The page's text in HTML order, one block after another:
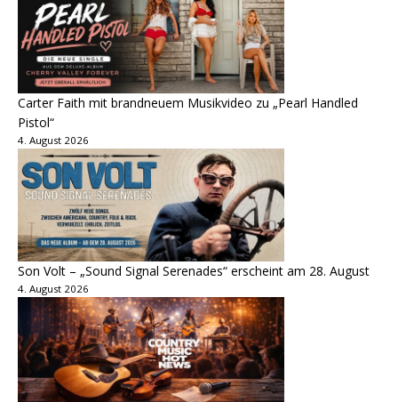
Carter Faith mit brandneuem Musikvideo zu „Pearl Handled
Pistol“
4. August 2026
Son Volt – „Sound Signal Serenades“ erscheint am 28. August
4. August 2026